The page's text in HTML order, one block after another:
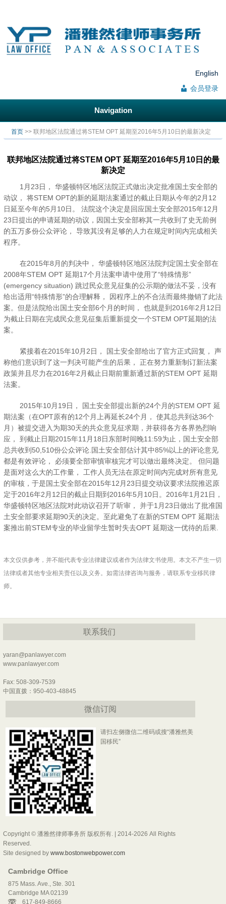
English
会员登录
Navigation
你在这里
首页 >> 联邦地区法院通过将STEM OPT 延期至2016年5月10日的最新决定
联邦地区法院通过将STEM OPT 延期至2016年5月10日的最
新决定
1 月 23日，
华盛顿特区地区法院正式做出决定批准国土安全部的
动议，
将STEM OPT的新的延期法案通过的截止日期从今年的2 月 12
日延至今年的5 月 10日。 法院这个决定是回应国土安全部2015年12 月
23日提出的申请延期的动议，因国土安全部称其一共收到了史无前例
的五万多份公众评论，
导致其没有足够的人力在规定时间内完成相关
程序。
在2015年8 月的判决中，
华盛顿特区地区法院判定国土安全部在
2008年STEM OPT 延期17个月法案申请中使用了“特殊情形”
(emergency situation) 跳过民众意见征集的公示期的做法不妥，没有
给出适用“特殊情形”的合理解释，
因程序上的不合法而最终撤销了此法
案。但是法院给出国土安全部6个月的时间， 也就是到 2016年2 月 12日
为截止日期在完成民众意见征集后重新提交一个STEM OPT延期的法
案。
紧接着在2015年10月 2日， 国土安全部给出了官方正式回复，
声
称他们意识到了这一判决可能产生的后果，
正在努力重新制订新法案
政策并且尽力在2016年2 月截止日期前重新通过新的STEM OPT 延期
法案。
2015年10月 19日， 国土安全部提出新的24个月的STEM OPT 延
期法案（在OPT原有的12个月上再延长24个月， 使其总共到达36个
月）被提交进入为期30天的共众意见征求期，并获得各方各界热烈响
应，
到截止日期2015年11 月 18日东部时间晚11:59为止，国土安全部
总共收到 50,510份公众评论 国土安全部估计其中85%以上的评论意见
都是有效评论，
必须要全部审慎审核完才可以做出最终决定。
但问题
是面对这么大的工作量，
工作人员无法在原定时间内完成对所有意见
的审核，于是国土安全部在2015年12 月 23日提交动议要求法院推迟原
定于2016年2 月 12日的截止日期到 2016年5 月 10日。 2016年1 月 21 日，
华盛顿特区地区法院对此动议召开了听审，
并于1 月 23日做出了批准国
土安全部要求延期90天的决定。至此避免了在新的STEM OPT 延期法
案推出前STEM专业的毕业留学生暂时失去OPT 延期这一优待的后果
本文仅供参考，并不能代表专业法律建议或者作为法律文书使用。本文不产生一切
法律或者其他专业相关责任以及义务。如需法律咨询与服务，请联系专业移民律
师。
联系我们
yaran@panlawyer.com
www.panlawyer.com
Fax: 508-309-7539
中国直拨：950-403-48845
微信订阅
请扫左侧微信二维码或搜“潘雅然美
国移民”
Copyright © 潘雅然律师事务所 版权所有. | 2014-2026 All Rights
Reserved.
Site designed by www.bostonwebpower.com
Cambridge Office
875 Mass. Ave., Ste. 301
Cambridge MA 02139
617-849-8666